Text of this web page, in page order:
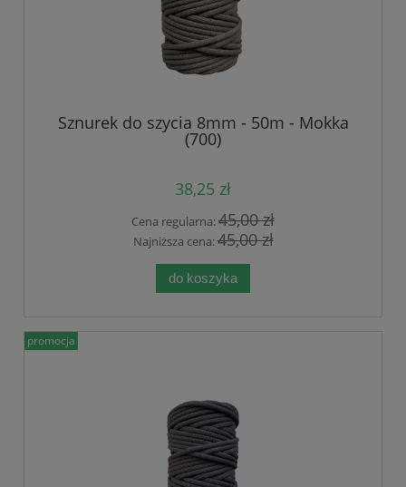
Sznurek do szycia 8mm - 50m - Mokka
(700)
38,25 zł
Cena regularna:45,00 zł
Najniższa cena:45,00 zł
do koszyka
promocja